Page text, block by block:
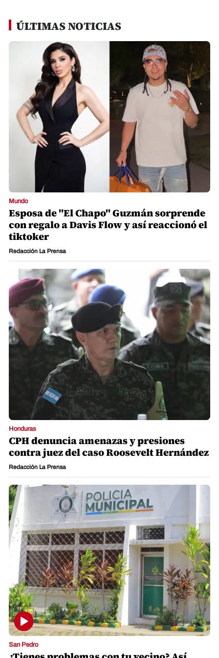
ÚLTIMAS NOTICIAS
Mundo
Esposa de "El Chapo" Guzmán sorprende
con regalo a Davis Flow y así reaccionó el
tiktoker
Redacción La Prensa
Honduras
CPH denuncia amenazas y presiones
contra juez del caso Roosevelt Hernández
Redacción La Prensa
San Pedro